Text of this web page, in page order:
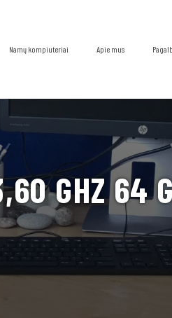
Namų kompiuteriai Apie mus
GHZ 64